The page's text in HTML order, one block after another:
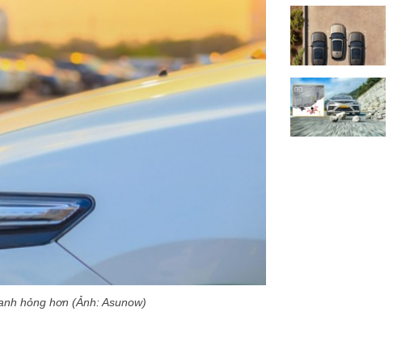
hỏng hơn (Ảnh: Asunow)